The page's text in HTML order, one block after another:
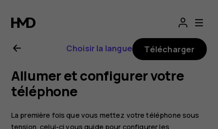
Guide
de
l'utilisateur
Nokia
2.1
Choisir la langue Télécharger
Allumer et configurer votre
téléphone
La première fois que vous mettez votre téléphone sous
tension, celui-ci vous guide pour configurer les